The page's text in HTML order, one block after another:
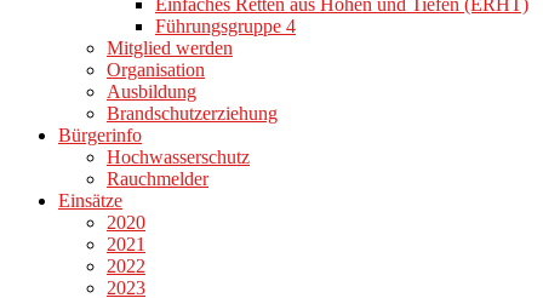
Einfaches Retten aus Höhen und Tiefen (ERHT)
Führungsgruppe 4
Mitglied werden
Organisation
Ausbildung
Brandschutzerziehung
Bürgerinfo
Hochwasserschutz
Rauchmelder
Einsätze
2020
2021
2022
2023